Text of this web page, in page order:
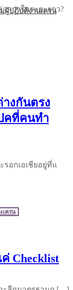
ผู้ปฏิบัติงานเครน
กว่าในระยะยาว?
างกันตรง
คที่คนทำ
อกเอเชียอยู่ที่แ
เครน
Checklist